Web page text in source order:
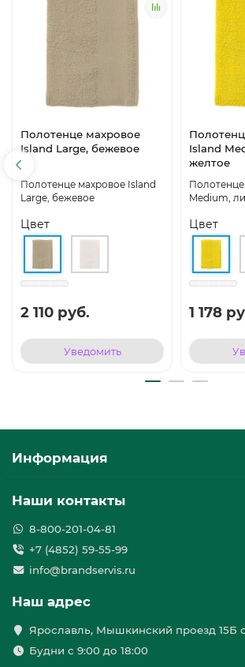
Полотенце махровое
Island Large, бежевое
Полотенце махровое Island
Large, бежевое
Цвет
2 110 руб.
Уведомить
Island
желтое
Medium,
Цвет
1 178
Информация
Наши контакты
8-800-201-04-81
+7 (4852) 59-55-99
info@brandservis.ru
Наш адрес
Ярославль, Мышкинский проезд 15Б
Будни с 9:00 до 18:00